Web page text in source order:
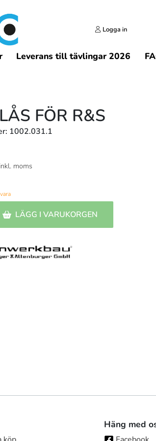
Logga in
Leverans till tävlingar 2026
FÖR R&S
1002.031.1
inkl. moms
LÄGG I VARUKORGEN
Häng med